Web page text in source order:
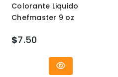
Colorante Liquido
Chefmaster 9 oz
$7.50